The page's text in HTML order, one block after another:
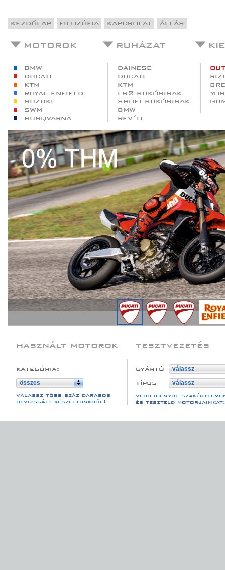
kezdőlap filozófia kapcsolat állás
motorok ruházat
bmw
ducati
ktm
royal enfield
suzuki
swm
husqvarna
dainese
ducati
ktm
ls2 bukósisak
shoei bukósisak
bmw
rev´it
használt motorok tesztvezetés
kategória:
összes
válassz több száz darabos
bevizsgált készletünkből!
gyártó válassz
típus válassz
vedd igénybe
és teszteld motorjainkat!